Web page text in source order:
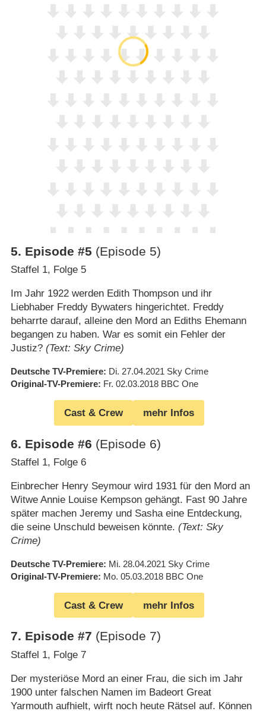
5. Episode #5 (Episode 5)
Staffel 1, Folge 5
Im Jahr 1922 werden Edith Thompson und ihr
Liebhaber Freddy Bywaters hingerichtet. Freddy
beharrte darauf, alleine den Mord an Ediths Ehemann
begangen zu haben. War es somit ein Fehler der
Justiz? (Text: Sky Crime)
Deutsche TV-Premiere Di. 27.04.2021 Sky Crime
Original-TV-Premiere Fr. 02.03.2018 BBC One
Cast & Crew mehr Infos
6. Episode #6 (Episode 6)
Staffel 1, Folge 6
Einbrecher Henry Seymour wird 1931 für den Mord an
Witwe Annie Louise Kempson gehängt. Fast 90 Jahre
später machen Jeremy und Sasha eine Entdeckung,
die seine Unschuld beweisen könnte. (Text: Sky
Crime)
Deutsche TV-Premiere Mi. 28.04.2021 Sky Crime
Original-TV-Premiere Mo. 05.03.2018 BBC One
Cast & Crew mehr Infos
7. Episode #7 (Episode 7)
Staffel 1, Folge 7
Der mysteriöse Mord an einer Frau, die sich im Jahr
1900 unter falschen Namen im Badeort Great
Yarmouth aufhielt, wirft noch heute Rätsel auf. Können